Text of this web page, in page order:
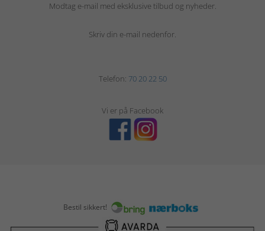
Modtag e-mail med eksklusive tilbud og nyheder.
Skriv din e-mail nedenfor.
Telefon: 70 20 22 50
Vi er på Facebook
Bestil sikkert!